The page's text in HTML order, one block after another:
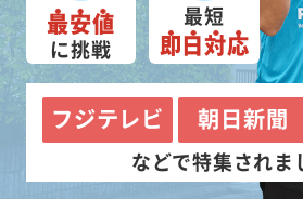
最安値
に挑戦
最短
即日対応
フジテレビ 朝日新聞
などで特集されま